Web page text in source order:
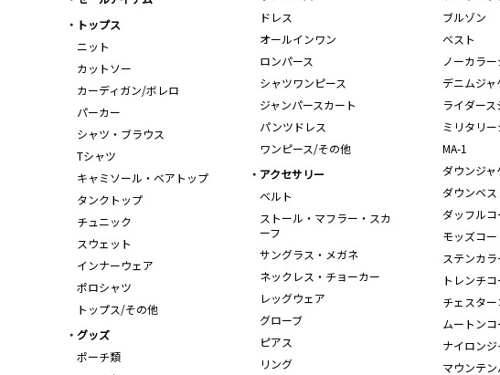
トップス
ニット
カットソー
カーディガン/ボレロ
パーカー
シャツ・ブラウス
Tシャツ
キャミソール・ベアトップ
タンクトップ
チュニック
スウェット
インナーウェア
ポロシャツ
トップス/その他
ドレス
オールインワン
ロンパース
シャツワンピース
ジャンパースカート
パンツドレス
ワンピース/その他
ブルゾン
ベスト
ノーカラ
デニムジャ
ライダース
ミリタリ
MA-1
ダウンジ
ダウンベス
ダッフルコ
モッズコー
ステンカ
トレンチコ
チェスター
ムートンコ
ナイロンジ
マウンテ
アクセサリー
ベルト
ストール・マフラー・スカ
ーフ
サングラス・メガネ
ネックレス・チョーカー
レッグウェア
グローブ
ピアス
リング
グッズ
ポーチ類